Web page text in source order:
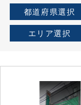
都道府県選択
エリア選択